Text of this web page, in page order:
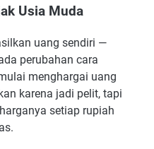
Usia Muda
uang sendiri —
perubahan cara
menghargai uang
karena jadi pelit, tapi
setiap rupiah